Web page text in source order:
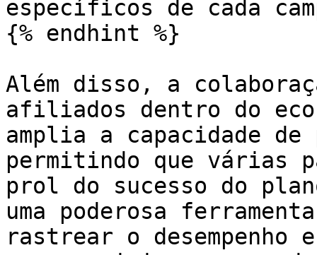
específicos de cada
{% endhint %}
Além disso, a
afiliados dentro do
amplia a capacidade de
permitindo que várias
prol do sucesso do
uma poderosa
rastrear o desempenho